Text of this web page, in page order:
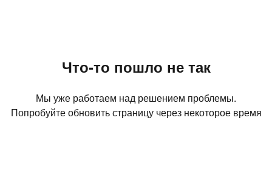
Что-то пошло не так
Мы уже работаем над решением проблемы.
Попробуйте обновить страницу через некоторое время